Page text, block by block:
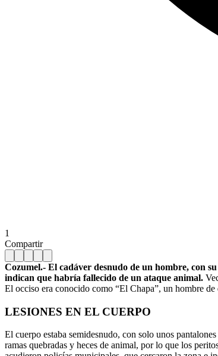
1
Compartir
Cozumel.- El cadáver desnudo de un hombre, con
indican que habría fallecido de un ataque animal.
El occiso era conocido como “El Chapa”, un hombre
LESIONES EN EL CUERPO
El cuerpo estaba semidesnudo, con solo unos
ramas quebradas y heces de animal, por lo que los